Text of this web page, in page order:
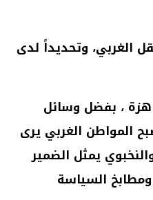
الغربي، وتحديداً لدى
، بفضل وسائل
المواطن الغربي يرى
يمثل الضمير
ومطابخ السياسة